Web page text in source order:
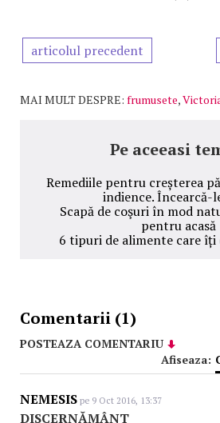
articolul precedent
MAI MULT DESPRE: frumusete,
Pe aceeasi
Remediile pentru creșterea
indience. Încearcă-
Scapă de coşuri în mod
pentru acasă
6 tipuri de alimente care îți
Comentarii (1)
POSTEAZA COMENTARIU
Afiseaza:
NEMESIS pe 9 Oct 2016, 13:37
DISCERNĂMÂNT